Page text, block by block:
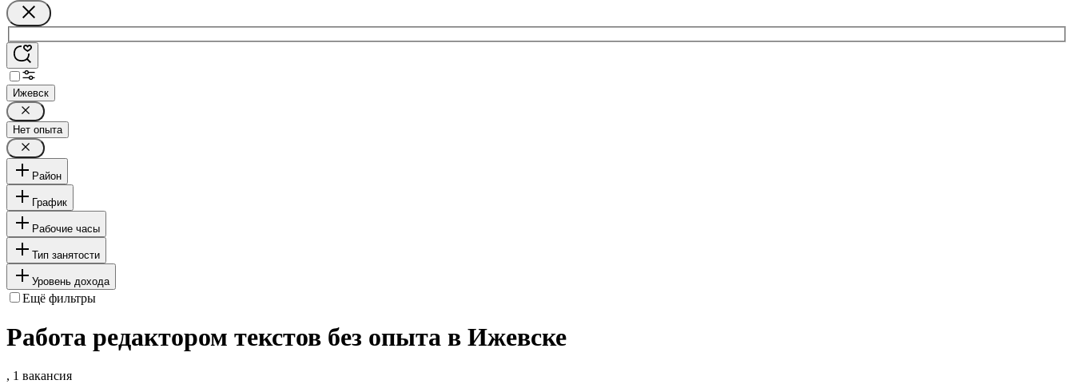
Ижевск
Нет опыта
Район
График
Рабочие часы
Тип занятости
Уровень дохода
Ещё фильтры
Работа редактором текстов без опыта в Ижевске
, 1 вакансия